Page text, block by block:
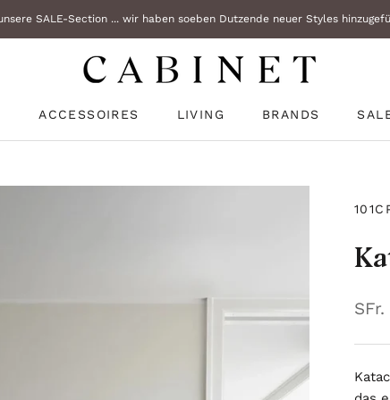
SALE-Section ... wir haben soeben Dutzende neuer Styles
ACCESSOIRES LIVING BRANDS